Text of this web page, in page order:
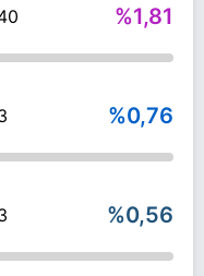
%1,81
%0,76
%0,56